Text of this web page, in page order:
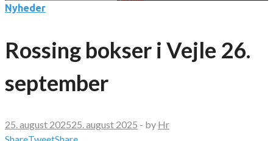
efter:
Nyheder
Rossing bokser i Vejle 26.
september
25. august 202525. august 2025 - by Hr